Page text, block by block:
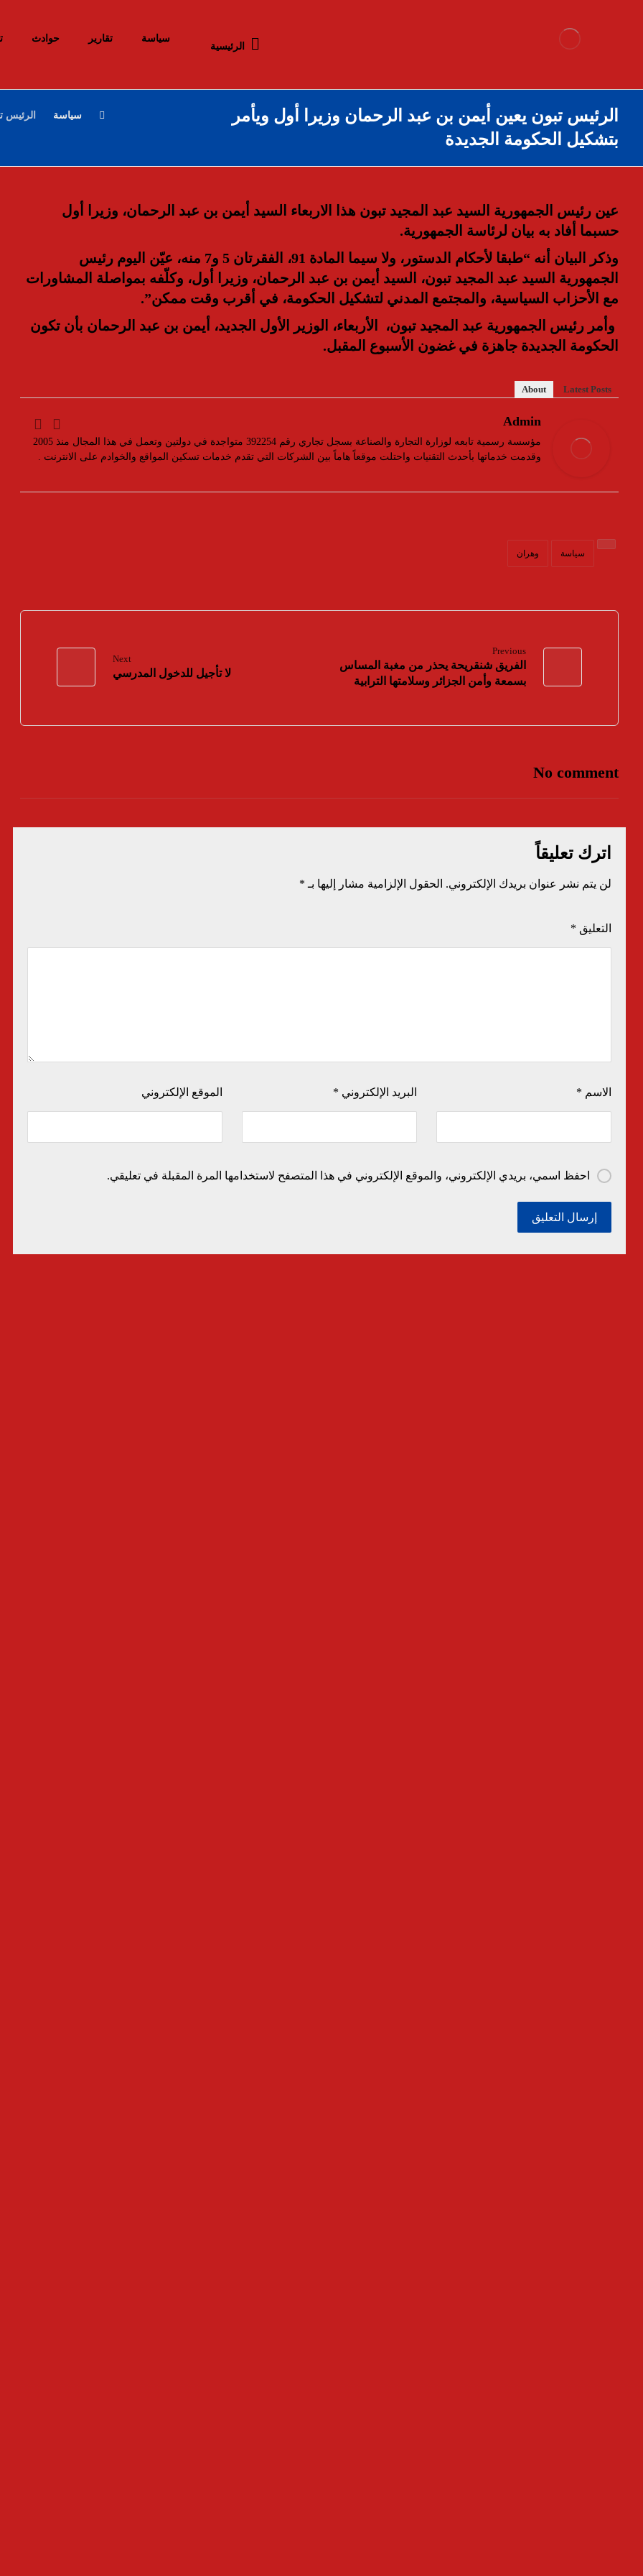
الرئيسية
سياسة تقارير حوادث
الرئيس تبون يعين أيمن بن عبد الرحمان وزيرا أول ويأمر
بتشكيل الحكومة الجديدة
سياسة الرئيس
عين رئيس الجمهورية السيد عبد المجيد تبون هذا الاربعاء السيد أيمن بن عبد الرحمان، وزيرا أول
حسبما أفاد به بيان لرئاسة الجمهورية.
وذكر البيان أنه “طبقا لأحكام الدستور، ولا سيما المادة 91، الفقرتان 5 و7 منه، عيّن اليوم رئيس
الجمهورية السيد عبد المجيد تبون، السيد أيمن بن عبد الرحمان، وزيرا أول، وكلّفه بمواصلة المشاورات
مع الأحزاب السياسية، والمجتمع المدني لتشكيل الحكومة، في أقرب وقت ممكن”.
و مر رئيس الجمهورية عبد المجيد تبون، الأربعاء، الوزير الأول الجديد، أيمن بن عبد الرحمان بأن تكون
الحكومة الجديدة جاهزة في غضون الأسبوع المقبل.
About Latest Posts
Admin
مؤسسة رسمية تابعه لوزارة التجارة والصناعة بسجل تجاري رقم 392254 متواجدة في دولتين وتعمل في هذا المجال منذ 2005
وقدمت خدماتها بأحدث التقنيات واحتلت موقعاً هاماً بين الشركات التي تقدم خدمات تسكين المواقع والخوادم على الانترنت .
سياسة وهران
Previous
الفريق شنقريحة يحذر من مغبة المساس
بسمعة وأمن الجزائر وسلامتها الترابية
Next
لا تأجيل للدخول المدرسي
No comment
اترك تعليقاً
لن يتم نشر عنوان بريدك الإلكتروني. الحقول الإلزامية مشار إليها بـ *
التعليق *
الاسم * البريد الإلكتروني * الموقع الإلكتروني
احفظ اسمي، بريدي الإلكتروني، والموقع الإلكتروني في هذا المتصفح لاستخدامها المرة المقبلة في تعليقي.